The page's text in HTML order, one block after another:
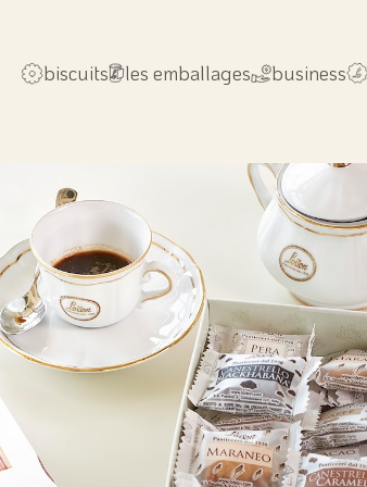
biscuits les emballages business